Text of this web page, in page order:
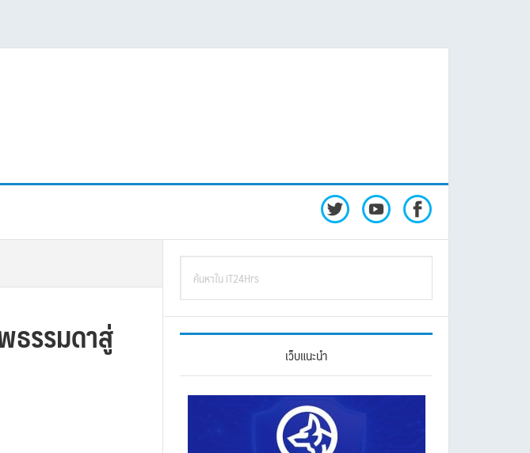
ธรรมดาสู่
Primary
Sidebar
iT24Hrs
เว็บแนะนำ